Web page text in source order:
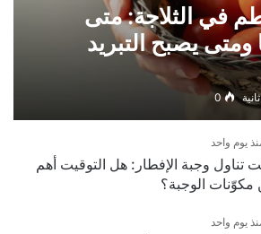
في الثلاجة: متى
يصبح التبريد
0
يوم واحد
تناول وجبة الإفطار: هل التوقيت أهم
مكوّنات الوجبة؟
يوم واحد